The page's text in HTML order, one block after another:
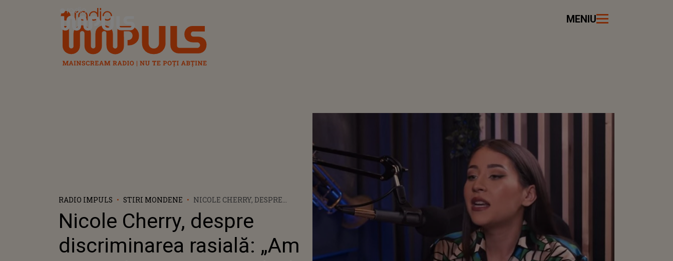
Radio Impuls MENIU
RADIO IMPULS STIRI MONDENE
NICOLE CHERRY, DESPRE
SIMȚIT DISCRIMINAREA CÂND
ÎNCĂ NICI NU SE ȘTIA CĂ SUNT
ȚIGANCĂ”
Nicole Cherry, despre
discriminarea rasială: „Am